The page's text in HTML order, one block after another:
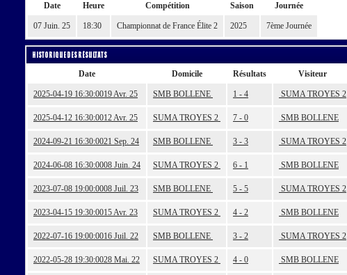
Date Heure Compétition Saison Journée
07 Juin. 25 18:30 Championnat de France Élite 2 2025 7ème Journée
Historique des résultats
Date Domicile Résultats Visiteur
2025-04-19 16:30:0019 Avr. 25 SMB BOLLENE 1 - 4 SUMA TROYES 2
2025-04-12 16:30:0012 Avr. 25 SUMA TROYES 2 7 - 0 SMB BOLLENE
2024-09-21 16:30:0021 Sep. 24 SMB BOLLENE 3 - 3 SUMA TROYES 2
2024-06-08 16:30:0008 Juin. 24 SUMA TROYES 2 6 - 1 SMB BOLLENE
2023-07-08 19:00:0008 Juil. 23 SMB BOLLENE 5 - 5 SUMA TROYES 2
2023-04-15 19:30:0015 Avr. 23 SUMA TROYES 2 4 - 2 SMB BOLLENE
2022-07-16 19:00:0016 Juil. 22 SMB BOLLENE 3 - 2 SUMA TROYES 2
2022-05-28 19:30:0028 Mai. 22 SUMA TROYES 2 4 - 0 SMB BOLLENE